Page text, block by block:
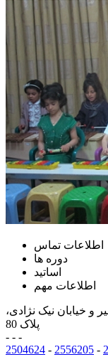
اطلاعات تماس
دوره ها
اساتید
اطلاعات مهم
سید نصیر و خیابان نیک نژادی،
پلاک 80
- - -
2504624 - 2556205 -